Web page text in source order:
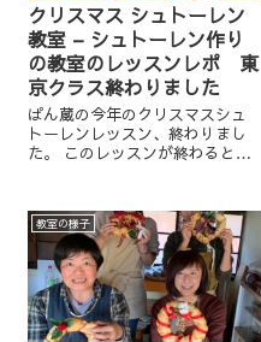
クリスマス シュトーレン
教室 – シュトーレン作り
の教室のレッスンレポ 東
京クラス終わりました
ぱん蔵の今年のクリスマスシュ
トーレンレッスン、終わりまし
た。 このレッスンが終わるとい
れるのでしょうか？ ぱん蔵はひ
たすらギリギリまでクリスマス
のパンセットを焼き、発送を
し...
教室の様子